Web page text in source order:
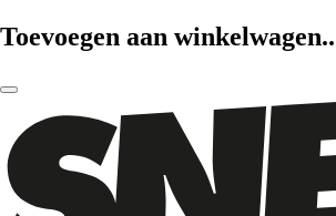
Toevoegen aan